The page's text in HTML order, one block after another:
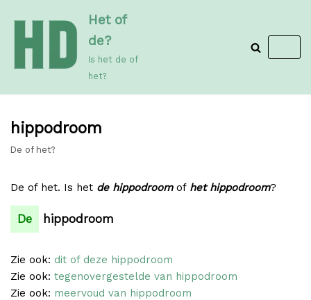
de
inhoud
Het of
de?
Is het de of
het?
hippodroom
De of het?
De of het. Is het de hippodroomof het hippodroom?
De hippodroom
Zie ook: dit of deze hippodroom
Zie ook: tegenovergestelde van hippodroom
Zie ook: meervoud van hippodroom